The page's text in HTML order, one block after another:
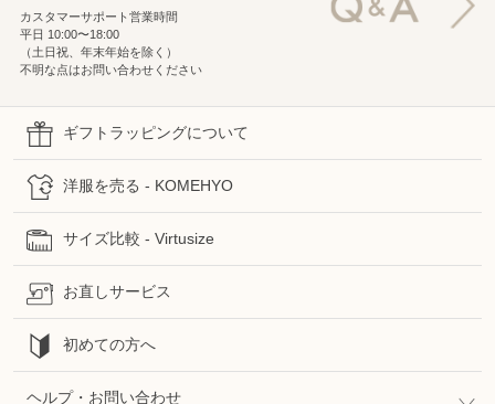
カスタマーサポート営業時間
平日 10:00〜18:00
（土日祝、年末年始を除く）
不明な点はお問い合わせください
ギフトラッピングについて
洋服を売る - KOMEHYO
サイズ比較 - Virtusize
お直しサービス
初めての方へ
ヘルプ・お問い合わせ